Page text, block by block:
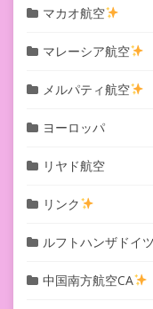
マカオ航空
マレーシア航空
メルパティ航空
ヨーロッパ
リヤド航空
リンク
ルフトハンザドイ
中国南方航空CA